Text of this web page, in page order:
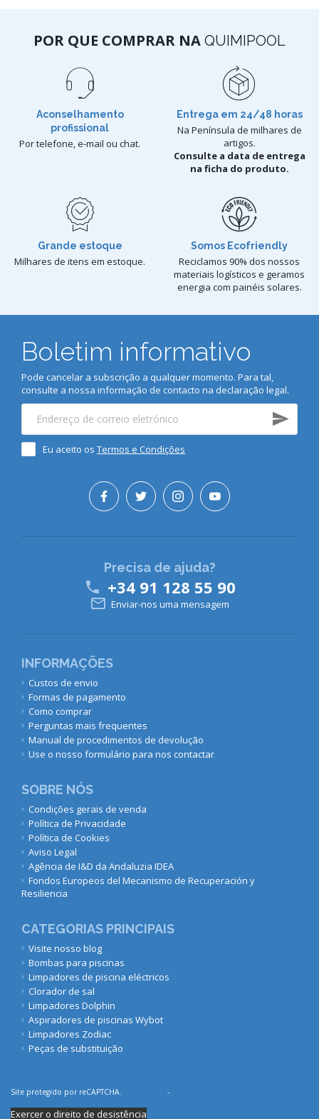
POR QUE COMPRAR NA QUIMIPOOL
Aconselhamento
profissional
Por telefone, e-mail ou chat.
Entrega em 24/48 horas
Na Península de milhares de
artigos.
Consulte a data de entrega
na ficha do produto.
Grande estoque
Milhares de itens em estoque.
Somos Ecofriendly
Reciclamos 90% dos nossos
materiais logísticos e geramos
energia com painéis solares.
Boletim informativo
Pode cancelar a subscrição a qualquer momento. Para tal,
consulte a nossa informação de contacto na declaração legal.
Eu aceito os Termos e Condições
INFORMAÇÕES
Custos de envio
Formas de pagamento
Como comprar
Perguntas mais frequentes
Manual de procedimentos de devolução
Use o nosso formulário para nos contactar
SOBRE NÓS
Condições gerais de venda
Política de Privacidade
Política de Cookies
Aviso Legal
Agência de I&D da Andaluzia IDEA
Fondos Europeos del Mecanismo de Recuperación y
Resiliencia
CATEGORIAS PRINCIPAIS
Visite nosso blog
Bombas para piscinas
Limpadores de piscina eléctricos
Clorador de sal
Limpadores Dolphin
Aspiradores de piscinas Wybot
Limpadores Zodiac
Peças de substituição
Precisa de ajuda?
 +34 91 128 55 90
 Enviar-nos uma mensagem
Site protegido por reCAPTCHA. -
Exercer o direito de desistência